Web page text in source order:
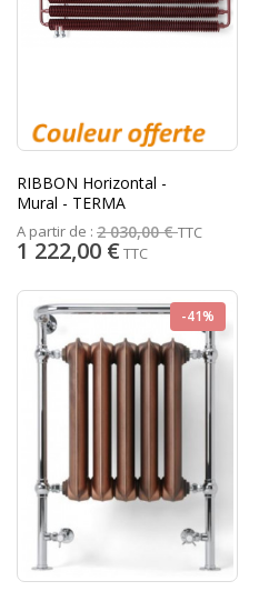
RIBBON Horizontal -
Mural - TERMA
A partir de : 2 030,00 €TTC
1 222,00 €TTC
-41%